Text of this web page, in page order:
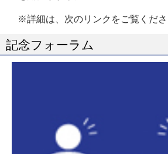
※詳細は、次のリンクをご覧くださ
記念フォーラム